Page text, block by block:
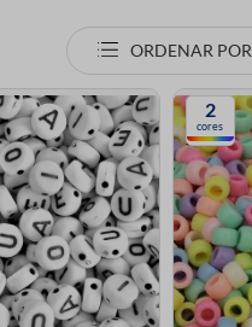
ORDENAR POR
2
cores